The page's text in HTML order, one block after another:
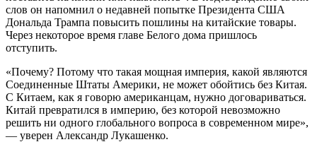
слов он напомнил о недавней попытке Президента США
Дональда Трампа повысить пошлины на китайские товары.
Через некоторое время главе Белого дома пришлось
отступить.
«Почему? Потому что такая мощная империя, какой являются
Соединенные Штаты Америки, не может обойтись без Китая.
С Китаем, как я говорю американцам, нужно договариваться.
Китай превратился в империю, без которой невозможно
решить ни одного глобального вопроса в современном мире»,
— уверен Александр Лукашенко.